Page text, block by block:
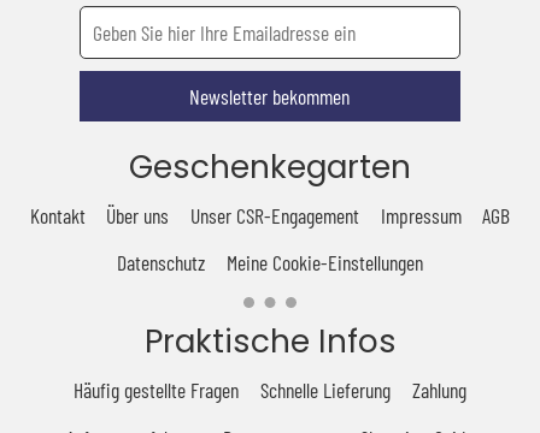
Newsletter bekommen
Geschenkegarten
Kontakt Über uns Unser CSR-Engagement Impressum
AGB
Datenschutz
Meine Cookie-Einstellungen
Praktische Infos
Häufig gestellte Fragen Schnelle Lieferung
Zahlung